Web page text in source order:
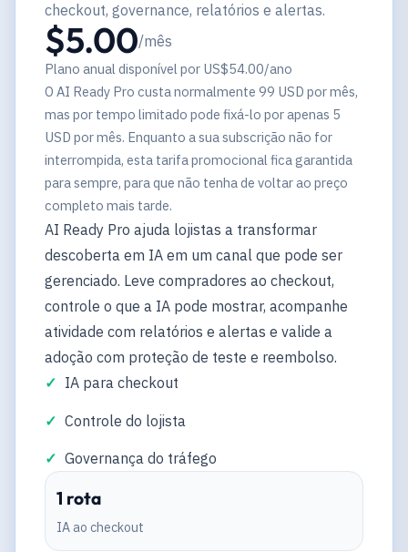
checkout, governance, relatórios e alertas.
$5.00/mês
Plano anual disponível por US$54.00/ano
O AI Ready Pro custa normalmente 99 USD por mês,
mas por tempo limitado pode fixá-lo por apenas 5
USD por mês. Enquanto a sua subscrição não for
interrompida, esta tarifa promocional fica garantida
para sempre, para que não tenha de voltar ao preço
completo mais tarde.
AI Ready Pro ajuda lojistas a transformar
descoberta em IA em um canal que pode ser
gerenciado. Leve compradores ao checkout,
controle o que a IA pode mostrar, acompanhe
atividade com relatórios e alertas e valide a
adoção com proteção de teste e reembolso.
IA para checkout
Controle do lojista
Governança do tráfego
1 rota
IA ao checkout